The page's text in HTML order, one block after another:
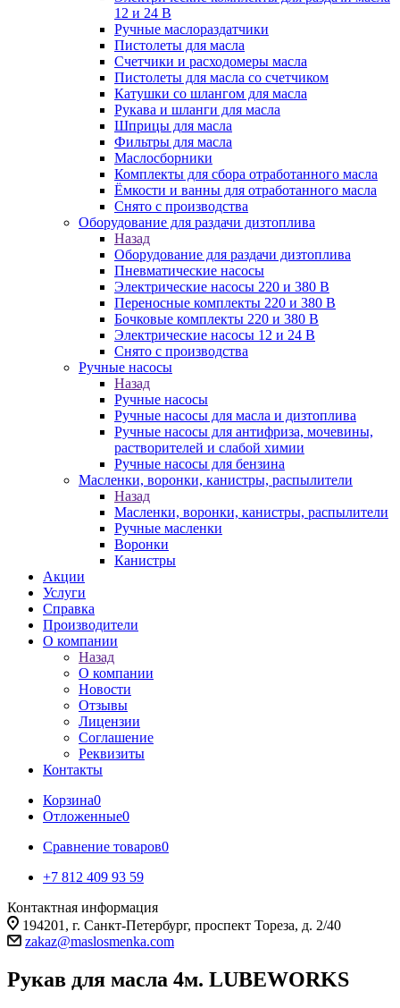
12 и 24 В
Ручные маслораздатчики
Пистолеты для масла
Счетчики и расходомеры масла
Пистолеты для масла со счетчиком
Катушки со шлангом для масла
Рукава и шланги для масла
Шприцы для масла
Фильтры для масла
Маслосборники
Комплекты для сбора отработанного масла
Ёмкости и ванны для отработанного масла
Снято с производства
Оборудование для раздачи дизтоплива
Назад
Оборудование для раздачи дизтоплива
Пневматические насосы
Электрические насосы 220 и 380 В
Переносные комплекты 220 и 380 В
Бочковые комплекты 220 и 380 В
Электрические насосы 12 и 24 В
Снято с производства
Ручные насосы
Назад
Ручные насосы
Ручные насосы для масла и дизтоплива
Ручные насосы для антифриза, мочевины,
растворителей и слабой химии
Ручные насосы для бензина
Масленки, воронки, канистры, распылители
Назад
Масленки, воронки, канистры, распылители
Ручные масленки
Воронки
Канистры
Акции
Услуги
Справка
Производители
О компании
Назад
О компании
Новости
Отзывы
Лицензии
Соглашение
Реквизиты
Контакты
Корзина0
Отложенные0
Сравнение товаров0
+7 812 409 93 59
Контактная информация
194201, г. Санкт-Петербург, проспект Тореза, д. 2/40
zakaz@maslosmenka.com
Рукав для масла 4м. LUBEWORKS